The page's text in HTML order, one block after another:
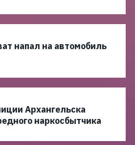
напал на автомобиль
Архангельска
наркосбытчика